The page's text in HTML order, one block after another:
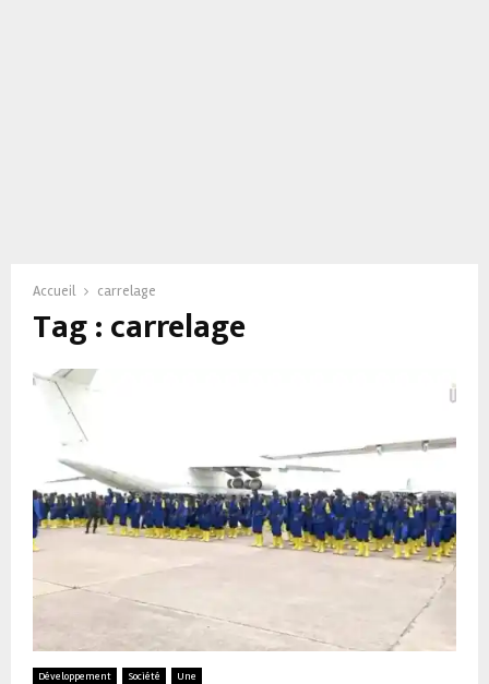
Accueil carrelage
Tag : carrelage
Développement Société Une